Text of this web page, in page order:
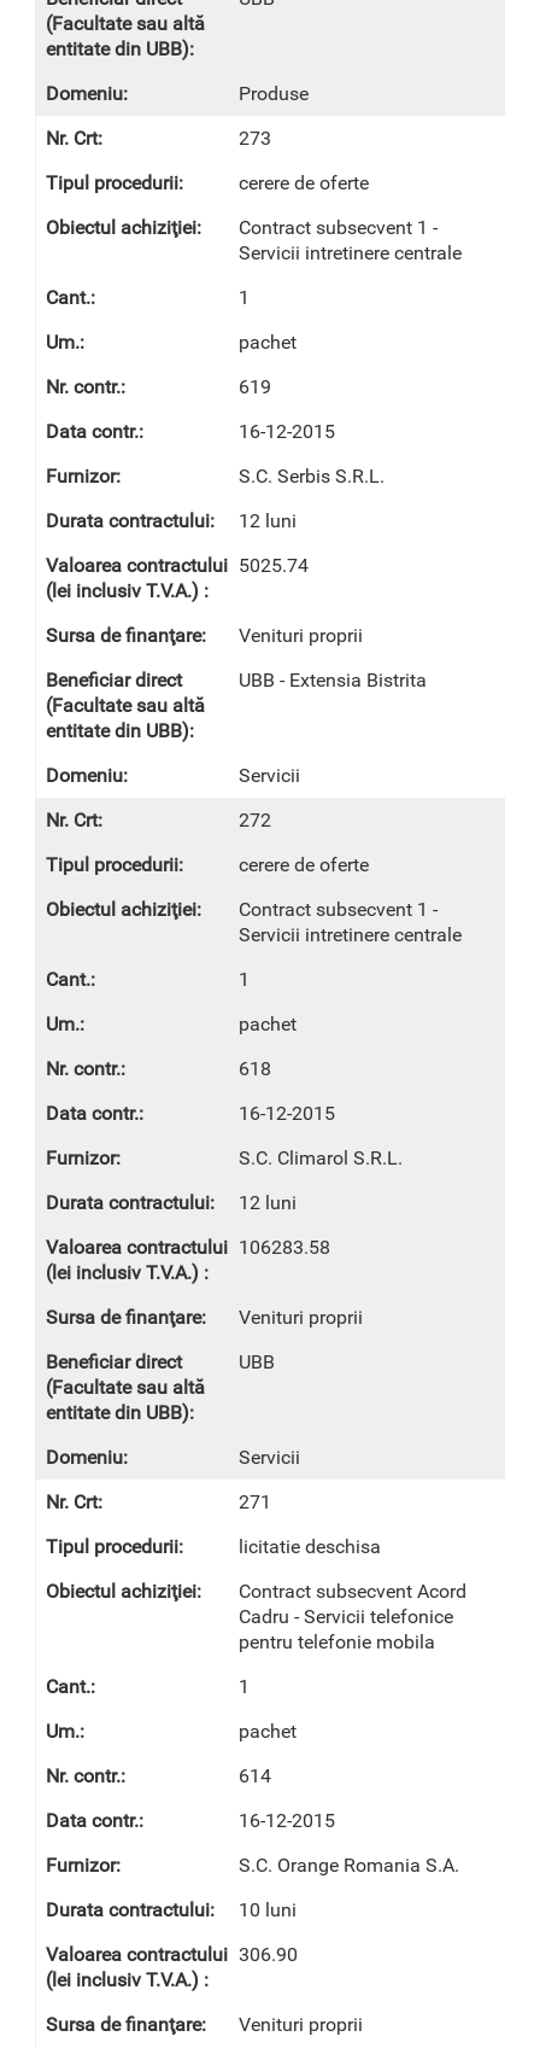
Produse
273
cerere de oferte
Contract subsecvent 1 -
Servicii intretinere centrale
1
pachet
619
16-12-2015
S.C. Serbis S.R.L.
12 luni
5025.74
Venituri proprii
UBB - Extensia Bistrita
Servicii
272
cerere de oferte
Contract subsecvent 1 -
Servicii intretinere centrale
1
pachet
618
16-12-2015
S.C. Climarol S.R.L.
12 luni
106283.58
Venituri proprii
UBB
Servicii
271
licitatie deschisa
Contract subsecvent Acord
Cadru - Servicii telefonice
pentru telefonie mobila
1
pachet
614
16-12-2015
S.C. Orange Romania S.A.
10 luni
306.90
Venituri proprii